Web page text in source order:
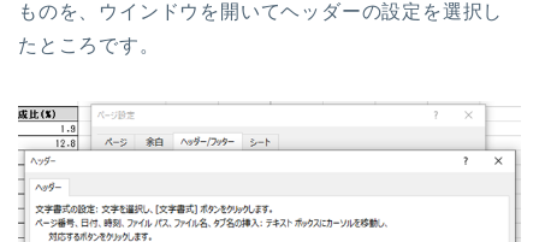
ものを、ウインドウを開いてヘッダーの設定を選択し
たところです。